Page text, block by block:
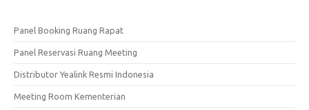
Panel Booking Ruang Rapat
Panel Reservasi Ruang Meeting
Distributor Yealink Resmi Indonesia
Meeting Room Kementerian